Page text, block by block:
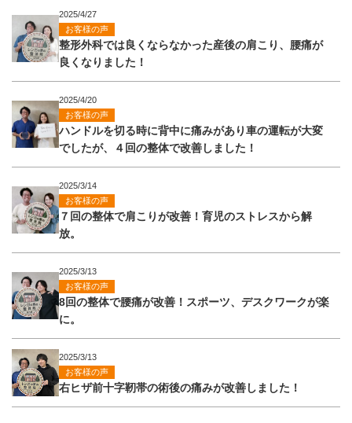
2025/4/27
お客様の声
整形外科では良くならなかった産後の肩こり、腰痛が
良くなりました！
2025/4/20
お客様の声
ハンドルを切る時に背中に痛みがあり車の運転が大変
でしたが、４回の整体で改善しました！
2025/3/14
お客様の声
７回の整体で肩こりが改善！育児のストレスから解
放。
2025/3/13
お客様の声
8回の整体で腰痛が改善！スポーツ、デスクワークが楽
に。
2025/3/13
お客様の声
右ヒザ前十字靭帯の術後の痛みが改善しました！